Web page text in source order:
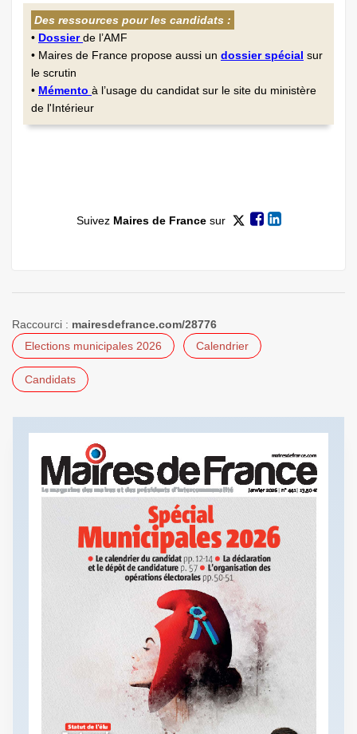
Des ressources pour les candidats :
• Dossierde l’AMF
• Maires de France propose aussi un dossier spécial sur
le scrutin
• Mémento à l’usage du candidat sur le site du ministère
de l'Intérieur
Suivez Maires de Francesur
Raccourci : mairesdefrance.com/28776
Elections municipales 2026
Calendrier
Candidats